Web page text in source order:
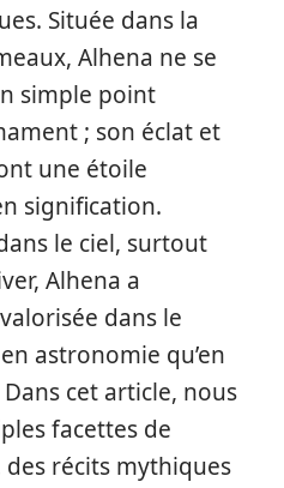
Située dans la
Alhena ne se
simple point
; son éclat et
une étoile
signification.
le ciel, surtout
Alhena a
dans le
astronomie qu’en
cet article, nous
facettes de
récits mythiques